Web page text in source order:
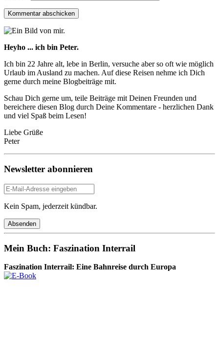
Heyho ... ich bin Peter.
Ich bin 22 Jahre alt, lebe in Berlin, versuche aber so oft wie möglich
Urlaub im Ausland zu machen. Auf diese Reisen nehme ich Dich
gerne durch meine Blogbeiträge mit.
Schau Dich gerne um, teile Beiträge mit Deinen Freunden und
bereichere diesen Blog durch Deine Kommentare - herzlichen Dank
und viel Spaß beim Lesen!
Liebe Grüße
Peter
Newsletter abonnieren
Kein Spam, jederzeit kündbar.
Mein Buch: Faszination Interrail
Faszination Interrail: Eine Bahnreise durch Europa